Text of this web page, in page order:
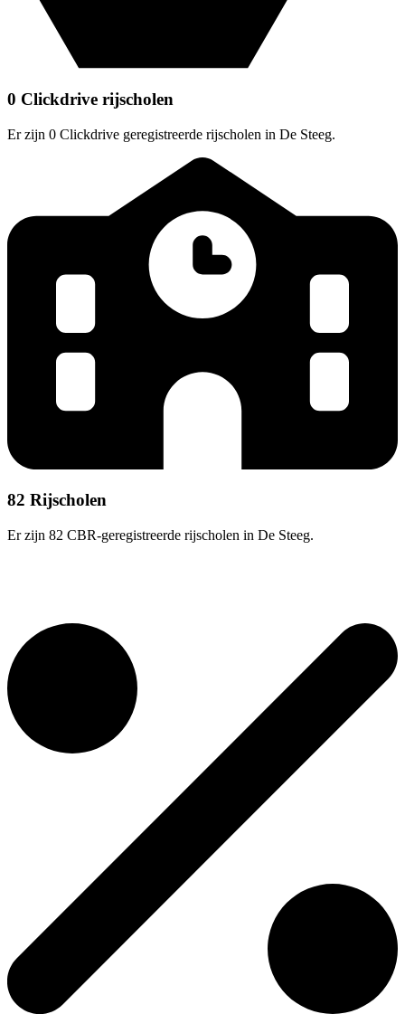
0 Clickdrive rijscholen
Er zijn 0 Clickdrive geregistreerde rijscholen in De Steeg.
82 Rijscholen
Er zijn 82 CBR-geregistreerde rijscholen in De Steeg.